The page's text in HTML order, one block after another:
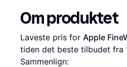
Om produktet
Laveste pris for Apple
tiden det beste tilbudet fra
Sammenlign: